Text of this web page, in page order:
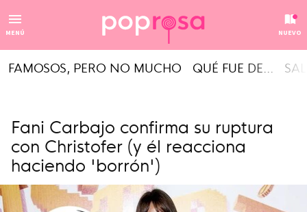
MENÚ NUEVO
FAMOSOS, PERO NO MUCHO QUÉ FUE DE...
Fani Carbajo confirma su ruptura
con Christofer (y él reacciona
haciendo 'borrón')